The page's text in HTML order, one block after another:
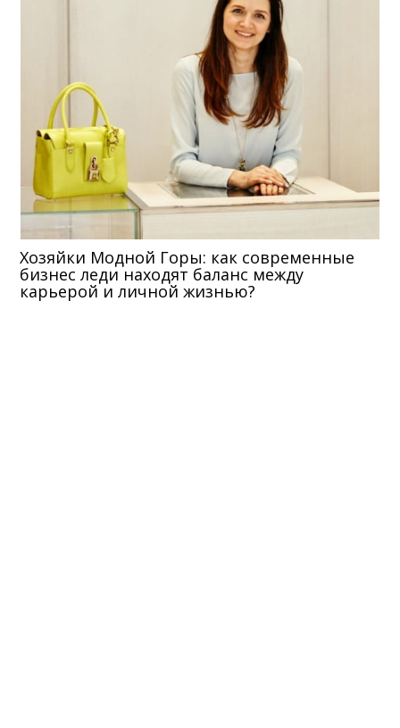
Хозяйки Модной Горы: как современные
бизнес леди находят баланс между
карьерой и личной жизнью?